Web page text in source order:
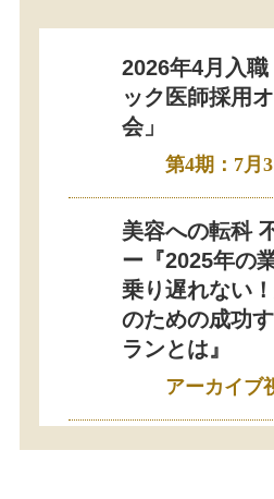
2026年4月入
ック医師採用
会」
第4期：7月
美容への転科
ー『2025年の
乗り遅れない
のための成功
ランとは』
アーカイブ